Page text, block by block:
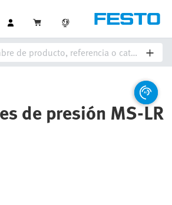
de presión MS-LR